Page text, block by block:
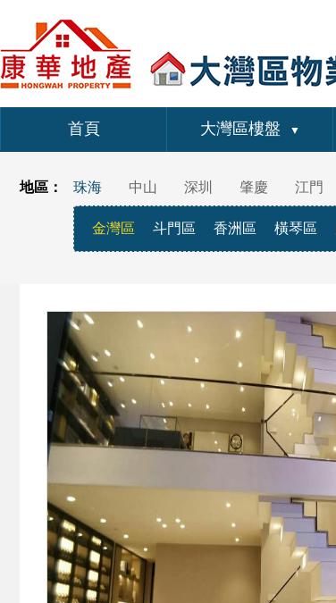
首頁 大灣區樓盤 ▼
地區： 珠海
金灣區 斗門區 香洲區 橫琴區
中山 深圳 肇慶 江門